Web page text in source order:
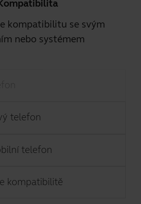
kompatibilitu se svým
nebo systémem
telefon
telefon
kompatibilitě